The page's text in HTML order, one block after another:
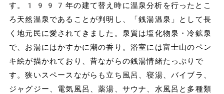
す。1997年の建て替え時に温泉分析を行ったとこ
ろ天然温泉であることが判明し、「銭湯温泉」として長
く地元民に愛されてきました。泉質は塩化物泉・冷鉱泉
で、お湯にはかすかに潮の香り。浴室には富士山のペン
キ絵が描かれており、昔ながらの銭湯情緒たっぷりで
す。狭いスペースながらも立ち風呂、寝湯、バイブラ、
ジャグジー、電気風呂、薬湯、サウナ、水風呂と多種類